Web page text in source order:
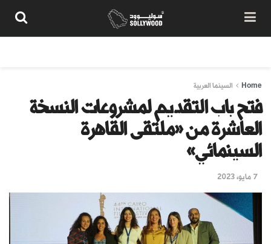
Home السينما العربية
فتح باب التقديم لمشروعات النسخة
العاشرة من «ملتقى القاهرة
السينمائي»
7 مايو، 2023